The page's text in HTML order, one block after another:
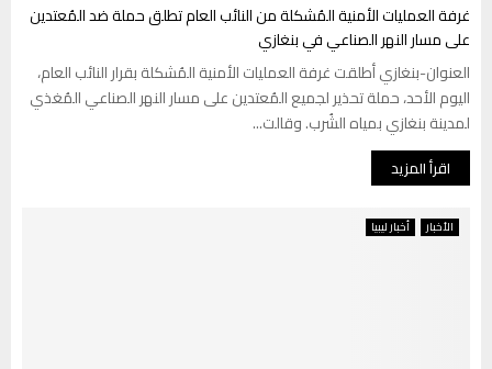
غرفة العمليات الأمنية المُشكلة من النائب العام تطلق حملة ضد المُعتدين
على مسار النهر الصناعي في بنغازي
العنوان-بنغازي أطلقت غرفة العمليات الأمنية المُشكلة بقرار النائب العام،
اليوم الأحد، حملة تحذير لجميع المُعتدين على مسار النهر الصناعي المُغذي
لمدينة بنغازي بمياه الشُرب. وقالت...
اقرأ المزيد
الأخبار أخبار ليبيا